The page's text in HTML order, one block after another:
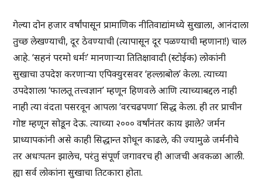
गेल्या दोन हजार वर्षांपासून प्रामाणिक नीतिवाद्यांमध्ये सुखाला, आनंदाला
तुच्छ लेखण्याची, दूर ठेवण्याची (त्यापासून दूर पळण्याची म्हणाना!) चाल
आहे. ‘सहनं परमो धर्मः’ मानणाऱ्या तितिक्षावादी (स्टोईक) लोकांनी
सुखाचा उपदेश करणाऱ्या एपिक्युरसवर ‘हल्लाबोल’ केला. त्याच्या
उपदेशाला ‘फालतू तत्त्वज्ञान’ म्हणून हिणवले आणि त्याच्याबद्दल नाही
नाही त्या वंदता पसरवून आपला ‘वरचढपणा’ सिद्ध केला. ही तर प्राचीन
गोष्ट म्हणून सोडून देऊ. त्याच्या २००० वर्षांनंतर काय झाले? जर्मन
प्राध्यापकांनी असे काही सिद्धान्त शोधून काढले, की ज्यामुळे जर्मनीचे
तर अधःपतन झालेच, परंतु संपूर्ण जगावरच ही आजची अवकळा आली.
ह्या सर्व लोकांना सुखाचा तिटकारा होता.